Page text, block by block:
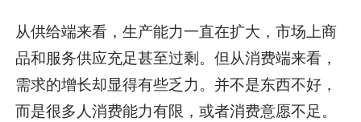
从供给端来看，生产能力一直在扩大，市场上商
品和服务供应充足甚至过剩。但从消费端来看，
需求的增长却显得有些乏力。并不是东西不好，
而是很多人消费能力有限，或者消费意愿不足。